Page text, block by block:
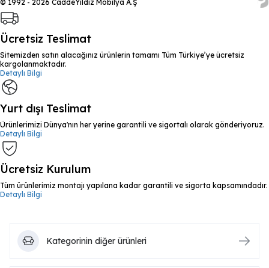
© 1992 - 2026 CaddeYıldız Mobilya A.Ş
Ücretsiz Teslimat
Sitemizden satın alacağınız ürünlerin tamamı Tüm Türkiye’ye ücretsiz
kargolanmaktadır.
Detaylı Bilgi
Yurt dışı Teslimat
Ürünlerimizi Dünya'nın her yerine garantili ve sigortalı olarak gönderiyoruz.
Detaylı Bilgi
Ücretsiz Kurulum
Tüm ürünlerimiz montajı yapılana kadar garantili ve sigorta kapsamındadır.
Detaylı Bilgi
Kategorinin diğer ürünleri